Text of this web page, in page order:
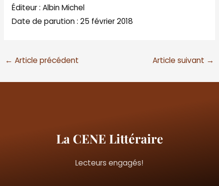
Éditeur : Albin Michel
Date de parution : 25 février 2018
← Article précédent Article suivant →
La CENE Littéraire
Lecteurs engagés!